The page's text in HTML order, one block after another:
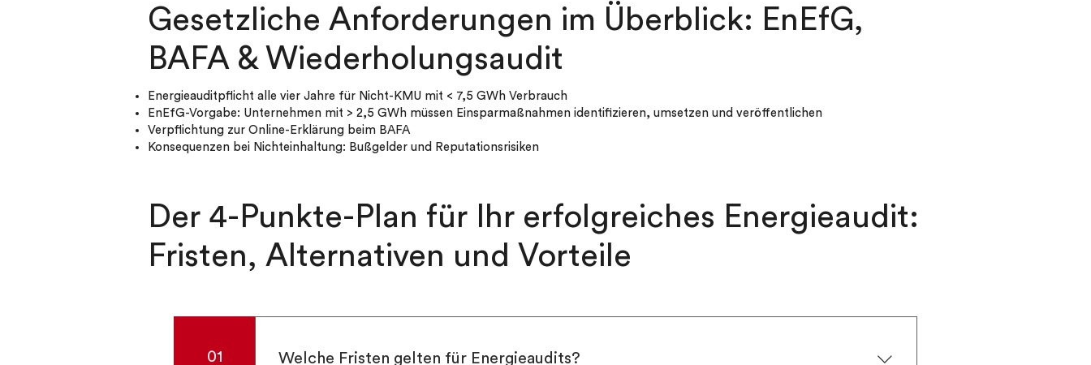
Gesetzliche Anforderungen im Überblick: EnEfG,
BAFA & Wiederholungsaudit
Energieauditpflicht alle vier Jahre für Nicht-KMU mit < 7,5 GWh Verbrauch
EnEfG-Vorgabe: Unternehmen mit > 2,5 GWh müssen Einsparmaßnahmen identifizieren, umsetzen und veröffentlichen
Verpflichtung zur Online-Erklärung beim BAFA
Konsequenzen bei Nichteinhaltung: Bußgelder und Reputationsrisiken
Der 4-Punkte-Plan für Ihr erfolgreiches Energieaudit:
Fristen, Alternativen und Vorteile
01 Welche Fristen gelten für Energieaudits?